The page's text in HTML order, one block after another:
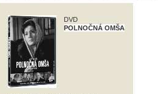
DVD
POLNOČNÁ OMŠA